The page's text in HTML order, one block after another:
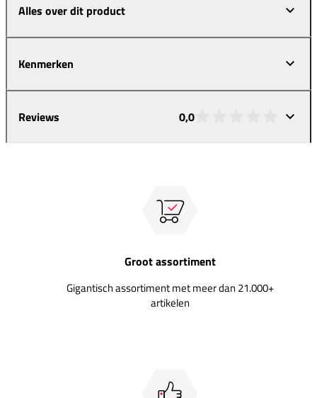
Alles over dit product
Kenmerken
Reviews 0,0
Groot assortiment
Gigantisch assortiment met meer dan 21.000+
artikelen